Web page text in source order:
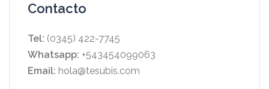
Contacto
Tel: (0345) 422-7745
Whatsapp: +543454099063
Email: hola@tesubis.com